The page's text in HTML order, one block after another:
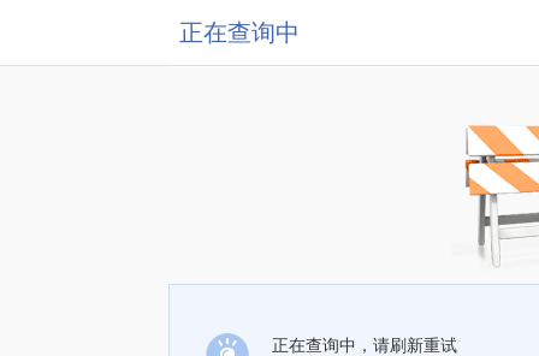
正在查询中
正在查询中，请刷新重试